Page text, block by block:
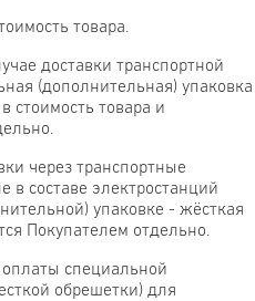
товара.
доставки транспортной
(дополнительная) упаковка
стоимость товара и
через транспортные
составе электростанций
упаковке - жёсткая
Покупателем отдельно.
оплаты специальной
обрешетки) для